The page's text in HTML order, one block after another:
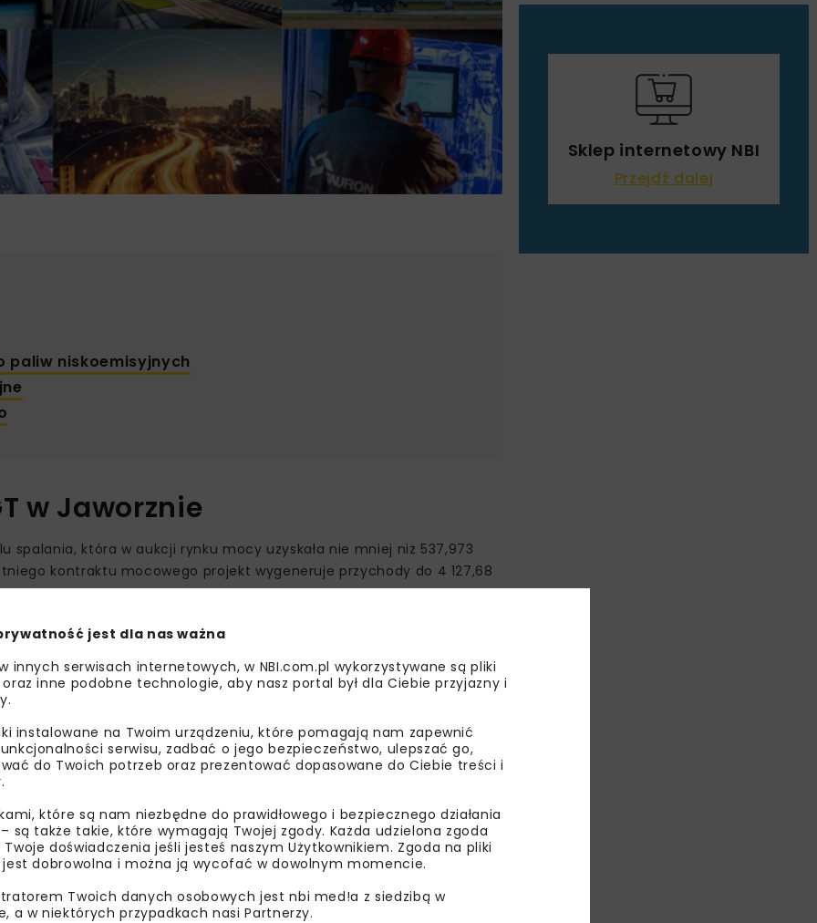
paliw niskoemisyjnych
w Jaworznie
spalania, która w aukcji rynku mocy uzyskała nie mniej niż 537,973
kontraktu mocowego projekt wygeneruje przychody do 4 127,68
dyspozycyjnością i możliwością pracy interwencyjnej. Dzięki
miksu energetycznego, opartego m.in. na niesterowalnych źródłach
do paliw
1500 godzin rocznie, co oznacza jej uruchamianie głównie
z OZE. Projekt zakłada także możliwość spalania paliw
transformacji energetycznej Grupy TAURON.
Sklep internetowy NBI
Przejdź dalej
jest dla nas ważna
innych serwisach internetowych, w NBI.com.pl wykorzystywane są pliki
inne podobne technologie, aby nasz portal był dla Ciebie przyjazny i
instalowane na Twoim urządzeniu, które pomagają nam zapewnić
serwisu, zadbać o jego bezpieczeństwo, ulepszać go,
do Twoich potrzeb oraz prezentować dopasowane do Ciebie treści i
które są nam niezbędne do prawidłowego i bezpiecznego działania
są także takie, które wymagają Twojej zgody. Każda udzielona zgoda
doświadczenia jeśli jesteś naszym Użytkownikiem. Zgoda na pliki
dobrowolna i można ją wycofać w dowolnym momencie.
Twoich danych osobowych jest nbi med!a z siedzibą w
a w niektórych przypadkach nasi Partnerzy.